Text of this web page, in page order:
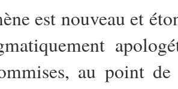
est nouveau et
au point